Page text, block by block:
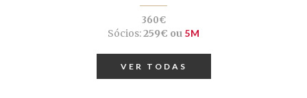
360€
Sócios:259€ ou 5M
VER TODAS